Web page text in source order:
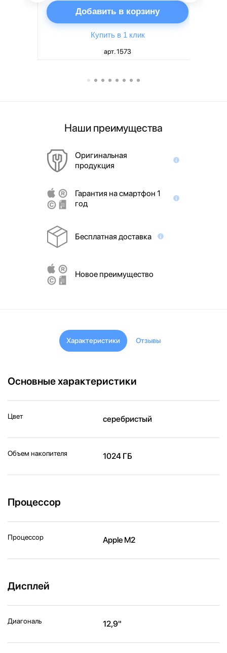
Добавить в корзину
Купить в 1 клик
арт. 1573
Наши преимущества
Оригинальная
продукция
Гарантия на смартфон 1
год
Бесплатная доставка
Новое преимущество
Характеристики Отзывы
Основные характеристики
Цвет серебристый
Объем накопителя 1024 ГБ
Процессор
Процессор Apple M2
Дисплей
Диагональ 12,9"